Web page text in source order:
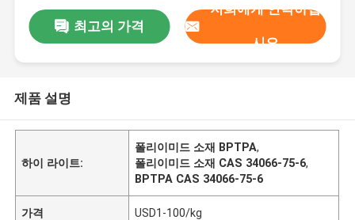
최고의 가격
저희에게 연락하십
시오
제품 설명
하이 라이트:
폴리이미드 소재 BPTPA,
폴리이미드 소재 CAS 34066-75-6,
BPTPA CAS 34066-75-6
가격 USD1-100/kg